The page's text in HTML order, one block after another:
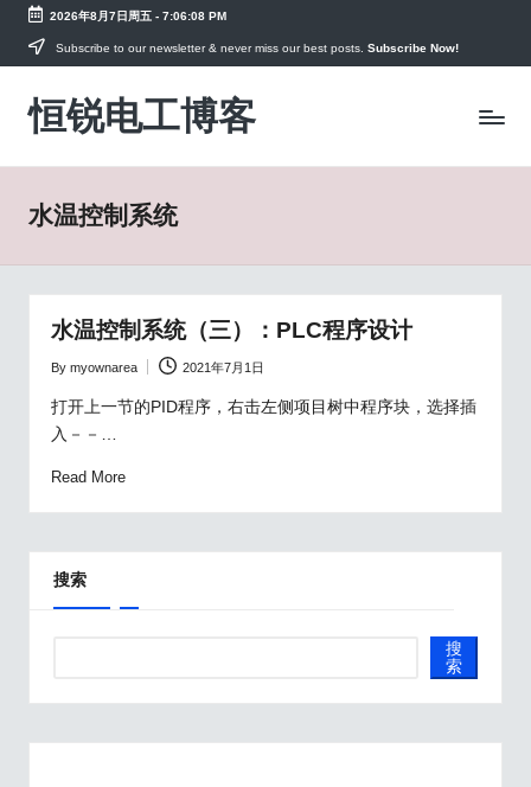
Skip
content
2026年8月7日周五- 7:06:08 PM
Subscribe to our newsletter & never miss our best posts. Subscribe Now!
恒锐电工博客
电
工
PLC
水温控制系统
水温控制系统（三）：PLC程序设计
Posted
by
By myownarea 2021年7月1日
打开上一节的PID程序，右击左侧项目树中程序块，选择插
入－－…
Read More
搜索
搜
索